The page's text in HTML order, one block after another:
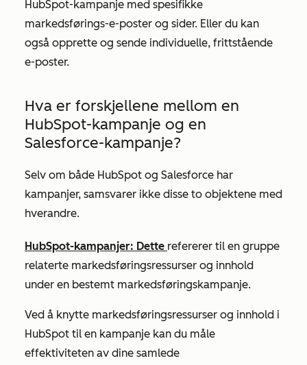
HubSpot-kampanje med spesifikke
markedsførings-e-poster og sider. Eller du kan
også opprette og sende individuelle, frittstående
e-poster.
Hva er forskjellene mellom en
HubSpot-kampanje og en
Salesforce-kampanje?
Selv om både HubSpot og Salesforce har
kampanjer, samsvarer ikke disse to objektene med
hverandre.
HubSpot-kampanjer: Dette refererer til en gruppe
relaterte markedsføringsressurser og innhold
under en bestemt markedsføringskampanje.
Ved å knytte markedsføringsressurser og innhold i
HubSpot til en kampanje kan du måle
effektiviteten av dine samlede